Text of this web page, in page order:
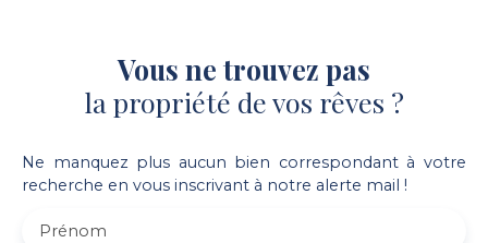
Vous ne trouvez pas
la propriété de vos rêves ?
Ne manquez plus aucun bien correspondant à votre
recherche en vous inscrivant à notre alerte mail !
Prénom